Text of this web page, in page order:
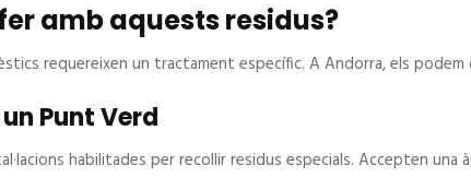
amb aquests residus?
requereixen un tractament específic. A Andorra, els
Punt Verd
habilitades per recollir residus especials. Accepten